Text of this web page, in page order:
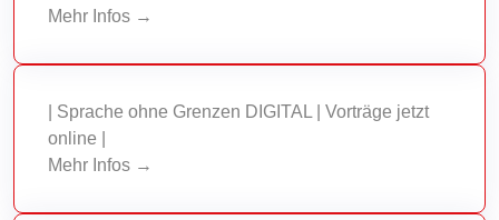
Mehr Infos →
| Sprache ohne Grenzen DIGITAL | Vorträge jetzt
online |
Mehr Infos →